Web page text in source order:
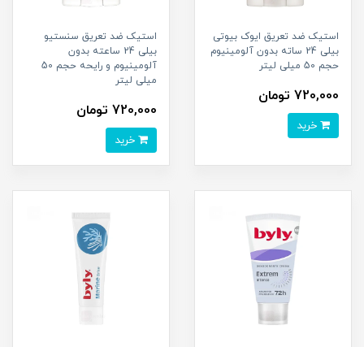
استیک ضد تعریق ایوک بیوتی
بیلی 24 ساته بدون آلومینیوم
حجم 50 میلی لیتر
720,000 تومان
استیک ضد تعریق سنستیو
بیلی 24 ساعته بدون
آلومینیوم و رایحه حجم 50
میلی لیتر
720,000 تومان